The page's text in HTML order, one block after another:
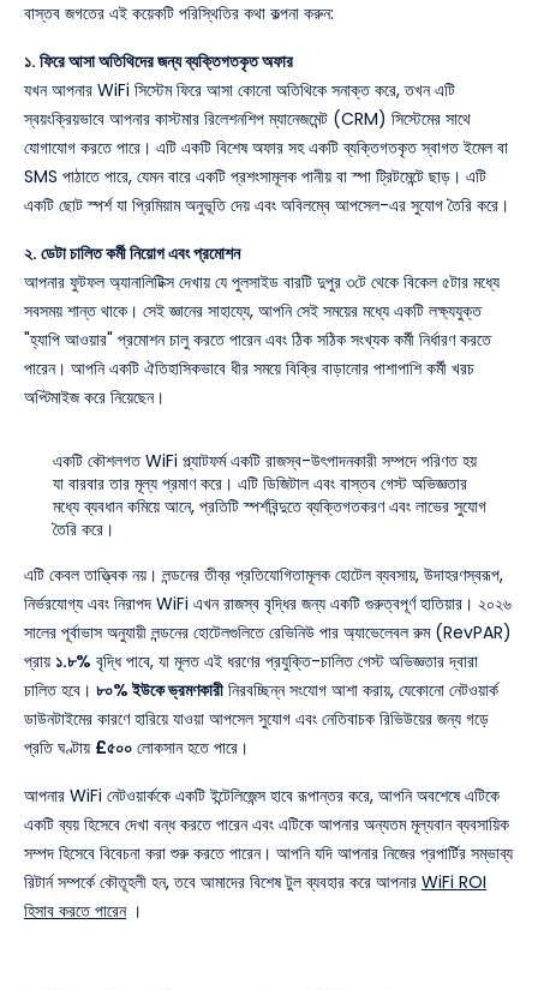
বাস্তব জগতের এই কয়েকটি পরিস্থিতির কথা কল্পনা করুন:
১. ফিরে আসা অতিথিদের জন্য ব্যক্তিগতকৃত অফার
যখন আপনার WiFi সিস্টেম ফিরে আসা কোনো অতিথিকে সনাক্ত করে, তখন এটি
স্বয়ংক্রিয়ভাবে আপনার কাস্টমার রিলেশনশিপ ম্যানেজমেন্ট (CRM) সিস্টেমের সাথে
যোগাযোগ করতে পারে। এটি একটি বিশেষ অফার সহ একটি ব্যক্তিগতকৃত স্বাগত ইমেল বা
SMS পাঠাতে পারে, যেমন বারে একটি প্রশংসামূলক পানীয় বা স্পা ট্রিটমেন্টে ছাড়। এটি
একটি ছোট স্পর্শ যা প্রিমিয়াম অনুভূতি দেয় এবং অবিলম্বে আপসেল-এর সুযোগ তৈরি করে।
২. ডেটা চালিত কর্মী নিয়োগ এবং প্রমোশন
আপনার ফুটফল অ্যানালিটিক্স দেখায় যে পুলসাইড বারটি দুপুর ৩টে থেকে বিকেল ৫টার মধ্যে
সবসময় শান্ত থাকে। সেই জ্ঞানের সাহায্যে, আপনি সেই সময়ের মধ্যে একটি লক্ষ্যযুক্ত
"হ্যাপি আওয়ার" প্রমোশন চালু করতে পারেন এবং ঠিক সঠিক সংখ্যক কর্মী নির্ধারণ করতে
পারেন। আপনি একটি ঐতিহাসিকভাবে ধীর সময়ে বিক্রি বাড়ানোর পাশাপাশি কর্মী খরচ
অপ্টিমাইজ করে নিয়েছেন।
একটি কৌশলগত WiFi প্ল্যাটফর্ম একটি রাজস্ব-উৎপাদনকারী সম্পদে পরিণত হয়
যা বারবার তার মূল্য প্রমাণ করে। এটি ডিজিটাল এবং বাস্তব গেস্ট অভিজ্ঞতার
মধ্যে ব্যবধান কমিয়ে আনে, প্রতিটি স্পর্শবিন্দুতে ব্যক্তিগতকরণ এবং লাভের সুযোগ
তৈরি করে।
এটি কেবল তাত্ত্বিক নয়। লন্ডনের তীব্র প্রতিযোগিতামূলক হোটেল ব্যবসায়, উদাহরণস্বরূপ,
নির্ভরযোগ্য এবং নিরাপদ WiFi এখন রাজস্ব বৃদ্ধির জন্য একটি গুরুত্বপূর্ণ হাতিয়ার। ২০২৬
সালের পূর্বাভাস অনুযায়ী লন্ডনের হোটেলগুলিতে রেভিনিউ পার অ্যাভেলেবল রুম (RevPAR)
প্রায় ১.৮% বৃদ্ধি পাবে, যা মূলত এই ধরণের প্রযুক্তি-চালিত গেস্ট অভিজ্ঞতার দ্বারা
চালিত হবে। ৮০% ইউকে ভ্রমণকারী নিরবচ্ছিন্ন সংযোগ আশা করায়, যেকোনো নেটওয়ার্ক
ডাউনটাইমের কারণে হারিয়ে যাওয়া আপসেল সুযোগ এবং নেতিবাচক রিভিউয়ের জন্য গড়ে
প্রতি ঘণ্টায় £৫০০ লোকসান হতে পারে।
আপনার WiFi নেটওয়ার্ককে একটি ইন্টেলিজেন্স হাবে রূপান্তর করে, আপনি অবশেষে এটিকে
একটি ব্যয় হিসেবে দেখা বন্ধ করতে পারেন এবং এটিকে আপনার অন্যতম মূল্যবান ব্যবসায়িক
সম্পদ হিসেবে বিবেচনা করা শুরু করতে পারেন। আপনি যদি আপনার নিজের প্রপার্টির সম্ভাব্য
রিটার্ন সম্পর্কে কৌতূহলী হন, তবে আমাদের বিশেষ টুল ব্যবহার করে আপনার WiFi ROI
হিসাব করতে পারেন।